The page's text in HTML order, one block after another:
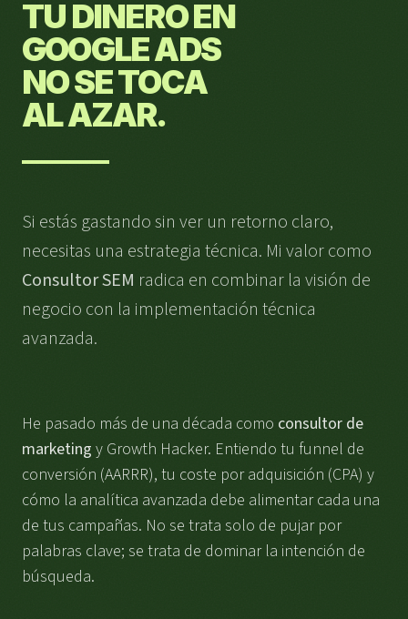
TU DINERO EN
GOOGLE ADS
NO SE TOCA
AL AZAR.
Si estás gastando sin ver un retorno claro,
necesitas una estrategia técnica. Mi valor como
Consultor SEM radica en combinar la visión de
negocio con la implementación técnica
avanzada.
He pasado más de una década como consultor de
marketing y Growth Hacker. Entiendo tu funnel de
conversión (AARRR), tu coste por adquisición (CPA) y
cómo la analítica avanzada debe alimentar cada una
de tus campañas. No se trata solo de pujar por
palabras clave; se trata de dominar la intención de
búsqueda.